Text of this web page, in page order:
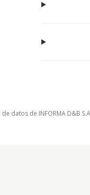
datos de INFORMA D&B